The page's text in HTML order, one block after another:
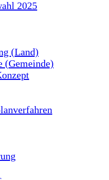
2025
(Land)
(Gemeinde)